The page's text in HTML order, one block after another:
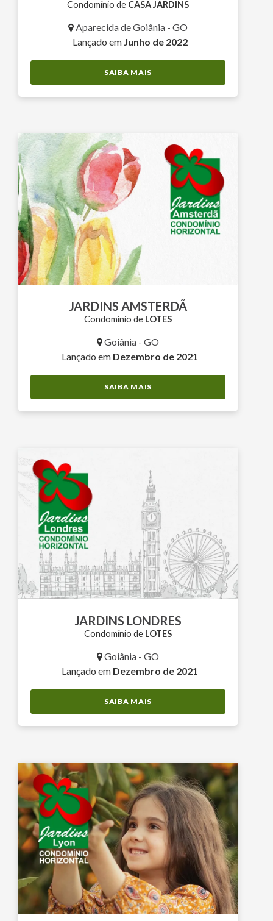
Condomínio de CASA JARDINS
Aparecida de Goiânia - GO
Lançado em Junho de 2022
SAIBA MAIS
JARDINS AMSTERDÃ
Condomínio de LOTES
Goiânia - GO
Lançado em Dezembro de 2021
SAIBA MAIS
JARDINS LONDRES
Condomínio de LOTES
Goiânia - GO
Lançado em Dezembro de 2021
SAIBA MAIS